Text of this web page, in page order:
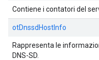
Contiene i contatori del
otDnssdHostInfo
Rappresenta le
DNS-SD.